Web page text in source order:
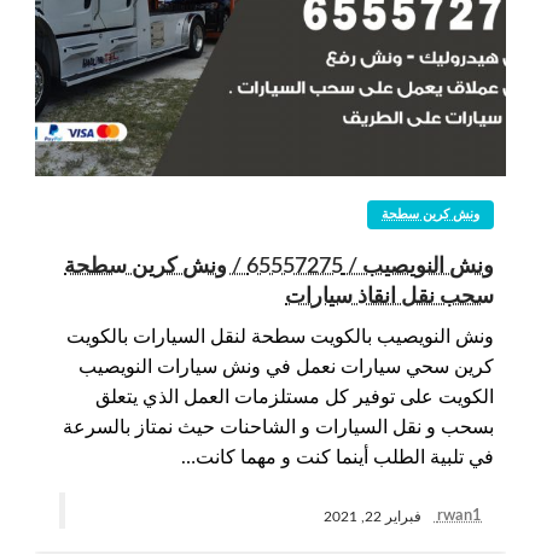
ونش كرين سطحة
ونش النويصيب / 65557275 / ونش كرين سطحة
سحب نقل انقاذ سيارات
ونش النويصيب بالكويت سطحة لنقل السيارات بالكويت
كرين سحي سيارات نعمل في ونش سيارات النويصيب
الكويت على توفير كل مستلزمات العمل الذي يتعلق
بسحب و نقل السيارات و الشاحنات حيث نمتاز بالسرعة
في تلبية الطلب أينما كنت و مهما كانت…
rwan1 فبراير 22, 2021